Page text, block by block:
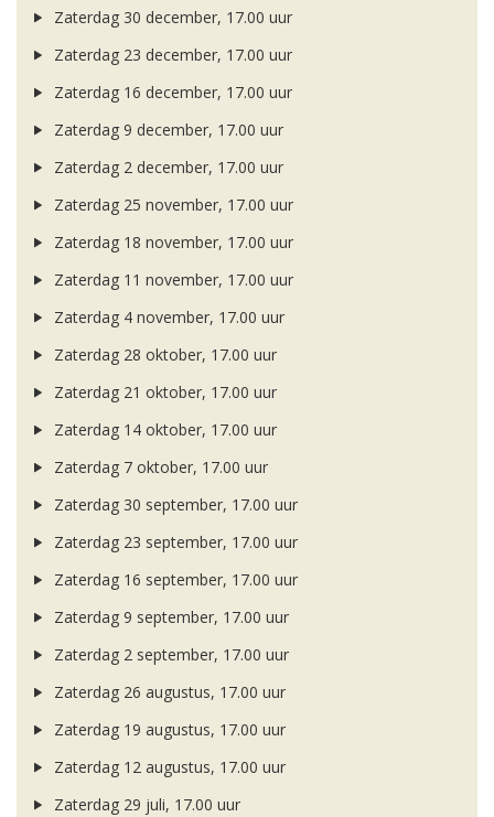
Zaterdag 30 december, 17.00 uur
Zaterdag 23 december, 17.00 uur
Zaterdag 16 december, 17.00 uur
Zaterdag 9 december, 17.00 uur
Zaterdag 2 december, 17.00 uur
Zaterdag 25 november, 17.00 uur
Zaterdag 18 november, 17.00 uur
Zaterdag 11 november, 17.00 uur
Zaterdag 4 november, 17.00 uur
Zaterdag 28 oktober, 17.00 uur
Zaterdag 21 oktober, 17.00 uur
Zaterdag 14 oktober, 17.00 uur
Zaterdag 7 oktober, 17.00 uur
Zaterdag 30 september, 17.00 uur
Zaterdag 23 september, 17.00 uur
Zaterdag 16 september, 17.00 uur
Zaterdag 9 september, 17.00 uur
Zaterdag 2 september, 17.00 uur
Zaterdag 26 augustus, 17.00 uur
Zaterdag 19 augustus, 17.00 uur
Zaterdag 12 augustus, 17.00 uur
Zaterdag 29 juli, 17.00 uur